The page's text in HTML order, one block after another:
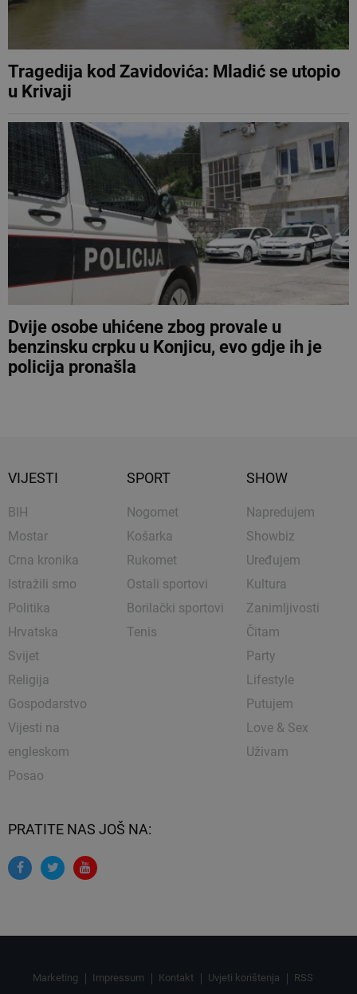
Tragedija kod Zavidovića: Mladić se utopio
u Krivaji
Dvije osobe uhićene zbog provale u
benzinsku crpku u Konjicu, evo gdje ih je
policija pronašla
VIJESTI
BIH
Mostar
Crna kronika
Istražili smo
Politika
Hrvatska
Svijet
Religija
Gospodarstvo
Vijesti na
engleskom
Posao
SPORT
Nogomet
Košarka
Rukomet
Ostali sportovi
Borilački sportovi
Tenis
SHOW
Napredujem
Showbiz
Uređujem
Kultura
Zanimljivosti
Čitam
Party
Lifestyle
Putujem
Love & Sex
Uživam
PRATITE NAS JOŠ NA:
Marketing Impressum Kontakt Uvjeti korištenja RSS